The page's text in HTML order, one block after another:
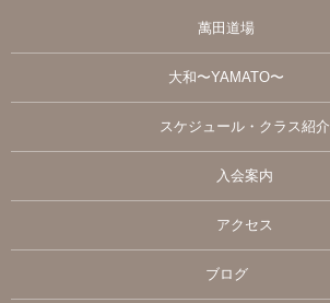
萬田道場
大和〜YAMATO〜
スケジュール・クラス紹介
入会案内
アクセス
ブログ